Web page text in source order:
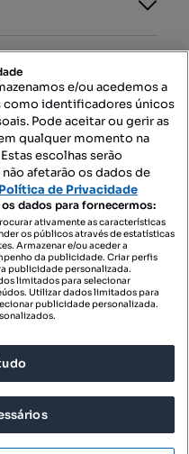
NA:
Portugal, S.A.
e/ou acedemos a
identificadores únicos
Pode aceitar ou gerir as
qualquer momento na
escolhas serão
afetarão os dados de
Política de Privacidade
dados para fornecermos:
ativamente as características
os públicos através de estatísticas
Armazenar e/ou aceder a
da publicidade. Criar perfis
publicidade personalizada.
limitados para selecionar
Utilizar dados limitados para
publicidade personalizada.